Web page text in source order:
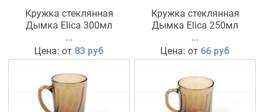
Кружка стеклянная
Дымка Elica 300мл
...
Цена: от 83 руб
Кружка стеклянная
Дымка Elica 250мл
...
Цена: от 66 руб